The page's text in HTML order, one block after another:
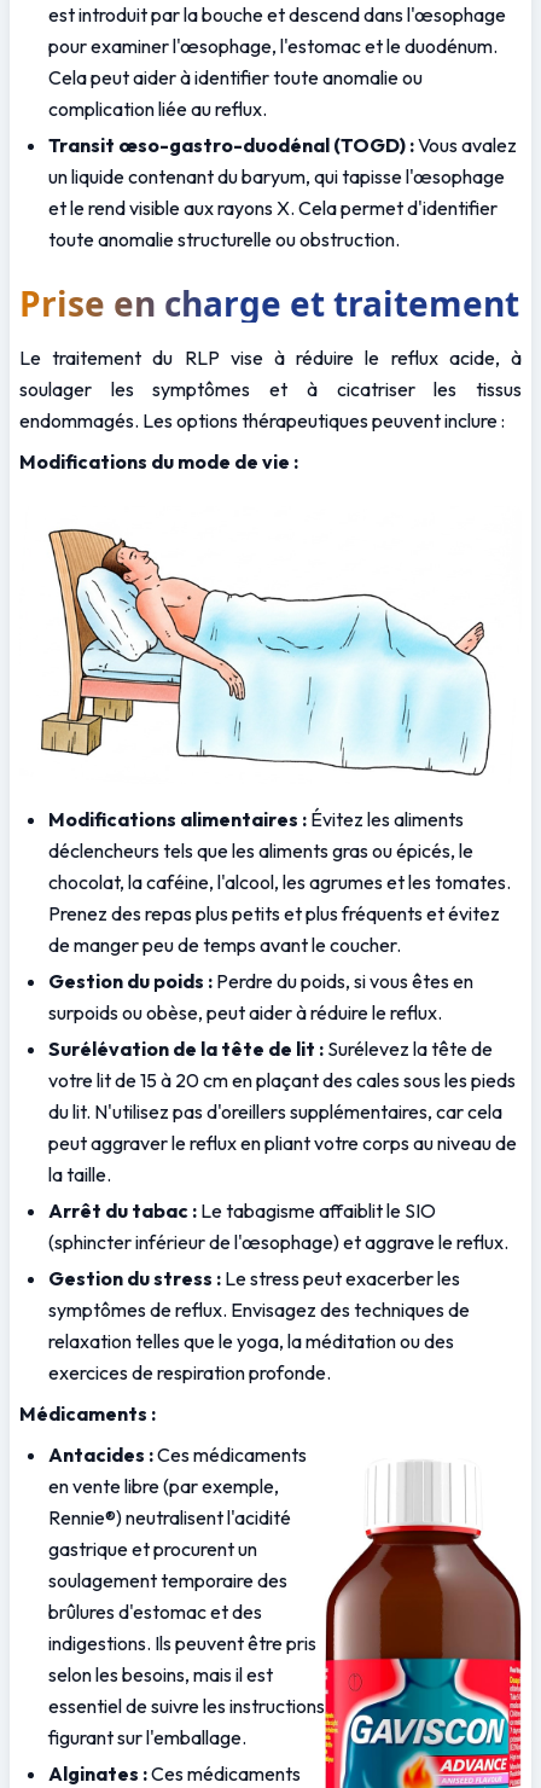
est introduit par la bouche et descend dans l'œsophage
pour examiner l'œsophage, l'estomac et le duodénum.
Cela peut aider à identifier toute anomalie ou
complication liée au reflux.
Transit œso-gastro-duodénal (TOGD) : Vous avalez
un liquide contenant du baryum, qui tapisse l'œsophage
et le rend visible aux rayons X. Cela permet d'identifier
toute anomalie structurelle ou obstruction.
Prise en charge et traitement
Le traitement du RLP vise à réduire le reflux acide, à
soulager les symptômes et à cicatriser les tissus
endommagés. Les options thérapeutiques peuvent inclure :
Modifications du mode de vie :
Modifications alimentaires : Évitez les aliments
déclencheurs tels que les aliments gras ou épicés, le
chocolat, la caféine, l'alcool, les agrumes et les tomates.
Prenez des repas plus petits et plus fréquents et évitez
de manger peu de temps avant le coucher.
Gestion du poids : Perdre du poids, si vous êtes en
surpoids ou obèse, peut aider à réduire le reflux.
Surélévation de la tête de lit : Surélevez la tête de
votre lit de 15 à 20 cm en plaçant des cales sous les pieds
du lit. N'utilisez pas d'oreillers supplémentaires, car cela
peut aggraver le reflux en pliant votre corps au niveau de
la taille.
Arrêt du tabac : Le tabagisme affaiblit le SIO
(sphincter inférieur de l'œsophage) et aggrave le reflux.
Gestion du stress : Le stress peut exacerber les
symptômes de reflux. Envisagez des techniques de
relaxation telles que le yoga, la méditation ou des
exercices de respiration profonde.
Médicaments :
Antacides : Ces médicaments
en vente libre (par exemple,
Rennie®) neutralisent l'acidité
gastrique et procurent un
soulagement temporaire des
brûlures d'estomac et des
indigestions. Ils peuvent être pris
selon les besoins, mais il est
essentiel de suivre les instructions
figurant sur l'emballage.
Alginates : Ces médicaments